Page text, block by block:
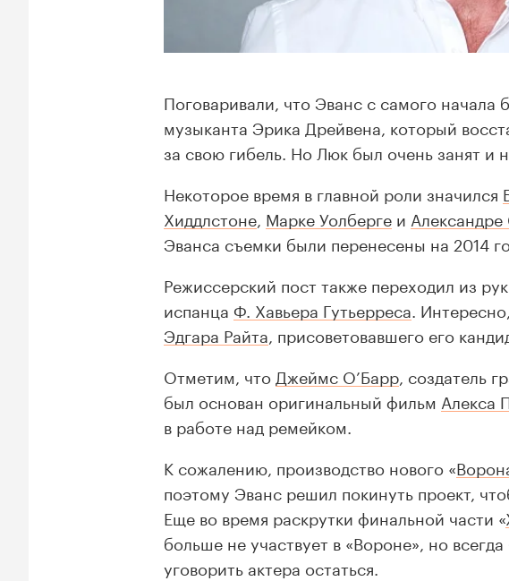
Поговаривали, что Эванс с самого
музыканта Эрика Дрейвена, который
за свою гибель. Но Люк был очень занят и
Некоторое время в главной роли значился
Хиддлстоне Марке Уолберге и
Эванса съемки были перенесены на 2014
Режиссерский пост также переходил из рук
испанца Ф. Хавьера Гутьерреса .
Эдгара Райта , присоветовавшего его
Отметим, что Джеймс О’Барр , создатель
был основан оригинальный фильм Алекса
в работе над ремейком.
К сожалению, производство нового «
поэтому Эванс решил покинуть проект,
Еще во время раскрутки финальной части «
больше не участвует в «Вороне», но
уговорить актера остаться.